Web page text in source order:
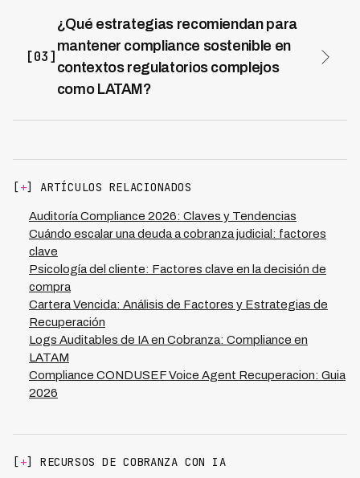
fracasa en la práctica diaria. Cuando los valores de
cumplimiento normativo se integran en la estrategia
empresarial y se refuerzan desde la dirección, los
colaboradores adoptan naturalmente comportamientos
alineados con regulaciones. En instituciones financieras
esta transformación cultural se acelera porque la
a errores, generando confianza en el sistema. Además,
al lograr una tasa de recuperación del 73% con total
cumplimiento regulatorio, los equipos ven resultados
tangibles que refuerzan la importancia de la compliance
como ventaja competitiva, no como un obstáculo.
[03]
¿Qué estrategias recomiendan para
mantener compliance sostenible en
contextos regulatorios complejos
como LATAM?
diferentes marcos legales. Las instituciones deben
invertir en sistemas que actualicen automáticamente
sus procesos conforme cambia la regulación en cada
país, evitando brechas de cumplimiento. Kleva opera en
7 países de LATAM con plataformas que se adaptan a
regulaciones locales mientras mantienen estándares
globales, permitiendo que las financieras crezcan sin
riesgo normativo. La clave está en automatizar el
monitoreo de compliance (reduciendo costos en 70%
menos), documentar todas las acciones para auditorías
y crear una cultura donde el cumplimiento normativo sea
visto como generador de confianza con clientes y
reguladores, asegurando sostenibilidad a largo plazo.
[ +] ARTÍCULOS RELACIONADOS
Auditoría Compliance 2026: Claves y Tendencias
Cuándo escalar una deuda a cobranza judicial: factores
clave
Psicología del cliente: Factores clave en la decisión de
compra
Cartera Vencida: Análisis de Factores y Estrategias de
Recuperación
Logs Auditables de IA en Cobranza: Compliance en
LATAM
Compliance CONDUSEF Voice Agent Recuperacion: Guia
2026
[ +] RECURSOS DE COBRANZA CON IA